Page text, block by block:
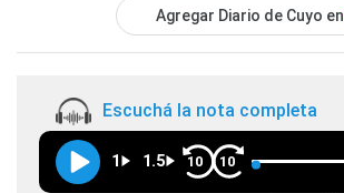
Agregar Diario de Cuyo en
Escuchá la nota completa
1 1.5 10 10